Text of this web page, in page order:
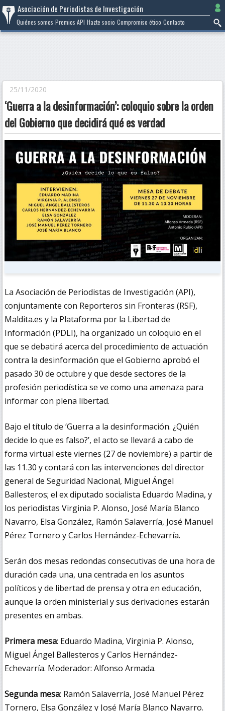
Ir
al
contenido
Asociación de Periodistas de Investigación
Quiénes somos Premios API Hazte socio Compromiso ético Contacto
25/11/2020
‘Guerra a la desinformación’: coloquio sobre la orden
del Gobierno que decidirá qué es verdad
La Asociación de Periodistas de Investigación (API),
conjuntamente con Reporteros sin Fronteras (RSF),
Maldita.es y la Plataforma por la Libertad de
Información (PDLI), ha organizado un coloquio en el
que se debatirá acerca del procedimiento de actuación
contra la desinformación que el Gobierno aprobó el
pasado 30 de octubre y que desde sectores de la
profesión periodística se ve como una amenaza para
informar con plena libertad.
Bajo el título de ‘Guerra a la desinformación. ¿Quién
decide lo que es falso?’, el acto se llevará a cabo de
forma virtual este viernes (27 de noviembre) a partir de
las 11.30 y contará con las intervenciones del director
general de Seguridad Nacional, Miguel Ángel
Ballesteros; el ex diputado socialista Eduardo Madina, y
los periodistas Virginia P. Alonso, José María Blanco
Navarro, Elsa González, Ramón Salaverría, José Manuel
Pérez Tornero y Carlos Hernández-Echevarría.
Serán dos mesas redondas consecutivas de una hora de
duración cada una, una centrada en los asuntos
políticos y de libertad de prensa y otra en educación,
aunque la orden ministerial y sus derivaciones estarán
presentes en ambas.
Primera mesa: Eduardo Madina, Virginia P. Alonso,
Miguel Ángel Ballesteros y Carlos Hernández-
Echevarría. Moderador: Alfonso Armada.
Segunda mesa: Ramón Salaverría, José Manuel Pérez
Tornero, Elsa González y José María Blanco Navarro.